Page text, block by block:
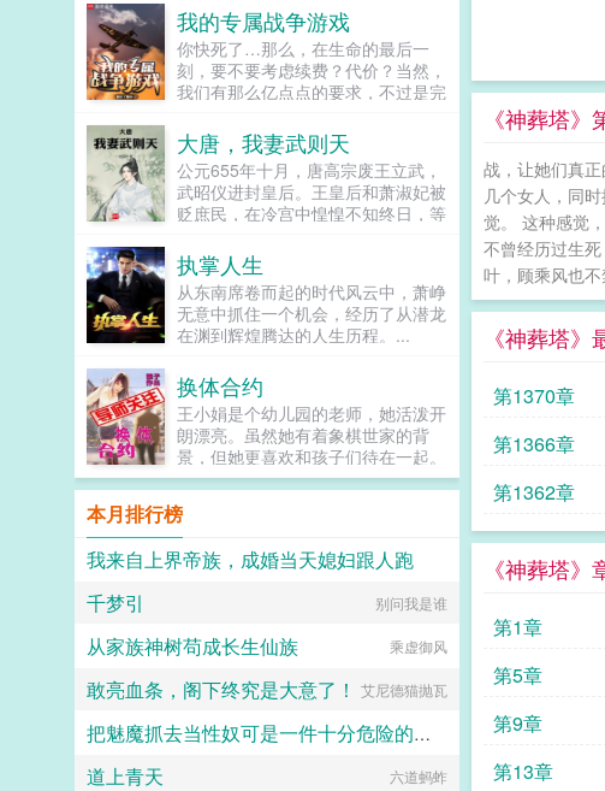
《神葬塔》
战，让她们真
几个女人，同
觉。 这种感觉
不曾经历过生
叶，顾乘风也
《神葬塔》
第1370章
第1366章
第1362章
《神葬塔》
第1章
第5章
第9章
第13章
忆全复，一双素手，医死人肉白骨。
两袖轻挥，整个京城为之颤抖。誓要
让欺她辱她之人，付出惨痛代价！传
说，她嫁给摄政王，是她八辈子修来
的福气，殊不知人间我玩腻了，休书
阳光道，你只能走独木桥，要是越
线，休怪我不客气！摄政王赶紧扶着
自家的娇妻乖，别闹，小心动了胎
气...
我的专属战争游戏
你快死了…那么，在生命的最后一
刻，要不要考虑续费？代价？当然，
我们有那么亿点点的要求，不过是完
有充分考虑到玩家的立场，不会要求
你做很过分的事啦。比如在敦刻尔克
的海滩上存活一周。或者海狮行动大
空战中击落十几架敌机。当然，干掉
联合舰队的一艘航母也可以。瞧瞧，
大唐，我妻武则天
公元655年十月，唐高宗废王立武，
武昭仪进封皇后。王皇后和萧淑妃被
贬庶民，在冷宫中惶惶不知终日，等
长孙无忌退居幕后，仍不死心，与关
陇贵族们暗中筹谋，寻求废掉武则天
皇后之位。许敬宗李义府等拥武派官
员摩拳擦掌，准备凭拥立皇后之功，
入阁宰事，封侯拜相。一场突如其来
他重新醒来时，大唐所有人的命运，
都将发生改变。...
执掌人生
从东南席卷而起的时代风云中，萧峥
无意中抓住一个机会，经历了从潜龙
在渊到辉煌腾达的人生历程。...
换体合约
王小娟是个幼儿园的老师，她活泼开
朗漂亮。虽然她有着象棋世家的背
景，但她更喜欢和孩子们待在一起。
可是在她上班的第一天，就遇到了一
位猥亵的大叔一个小孩...
本月排行榜
我来自上界帝族，成婚当天媳妇跟人跑
社恐啊社恐
千梦引 别问我是谁
从家族神树苟成长生仙族 乘虚御风
敢亮血条，阁下终究是大意了！ 艾尼德猫抛瓦
把魅魔抓去当性奴可是一件十分危险的事情呢~
飞鱼丸子喵
道上青天 六道蚂蚱